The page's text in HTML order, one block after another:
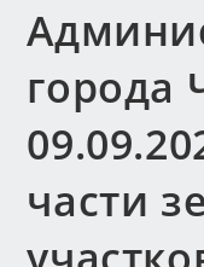
города
части